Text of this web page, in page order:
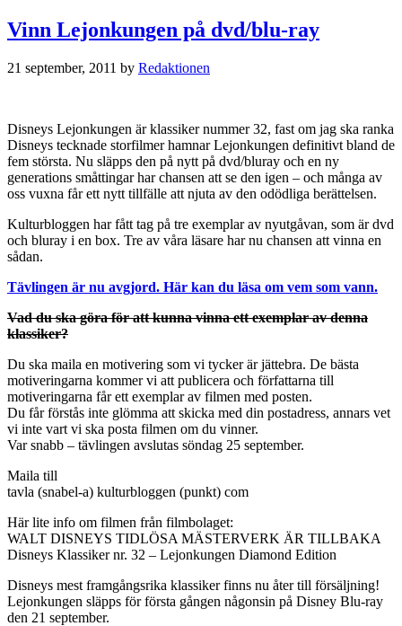
Vinn Lejonkungen på dvd/blu-ray
21 september, 2011 by Redaktionen
Disneys Lejonkungen är klassiker nummer 32, fast om jag ska ranka
Disneys tecknade storfilmer hamnar Lejonkungen definitivt bland de
fem största. Nu släpps den på nytt på dvd/bluray och en ny
generations småttingar har chansen att se den igen – och många av
oss vuxna får ett nytt tillfälle att njuta av den odödliga berättelsen.
Kulturbloggen har fått tag på tre exemplar av nyutgåvan, som är dvd
och bluray i en box. Tre av våra läsare har nu chansen att vinna en
sådan.
Tävlingen är nu avgjord. Här kan du läsa om vem som vann.
Vad du ska göra för att kunna vinna ett exemplar av denna
klassiker?
Du ska maila en motivering som vi tycker är jättebra. De bästa
motiveringarna kommer vi att publicera och författarna till
motiveringarna får ett exemplar av filmen med posten.
Du får förstås inte glömma att skicka med din postadress, annars vet
vi inte vart vi ska posta filmen om du vinner.
Var snabb – tävlingen avslutas söndag 25 september.
Maila till
tavla (snabel-a) kulturbloggen (punkt) com
Här lite info om filmen från filmbolaget:
WALT DISNEYS TIDLÖSA MÄSTERVERK ÄR TILLBAKA
Disneys Klassiker nr. 32 – Lejonkungen Diamond Edition
Disneys mest framgångsrika klassiker finns nu åter till försäljning!
Lejonkungen släpps för första gången någonsin på Disney Blu-ray
den 21 september.